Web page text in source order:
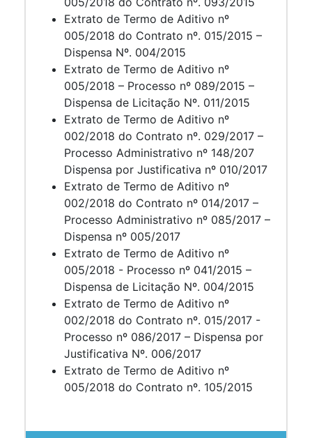
Extrato de Termo de Aditivo nº
005/2018 do Contrato nº. 015/2015 –
Dispensa Nº. 004/2015
Extrato de Termo de Aditivo nº
005/2018 – Processo nº 089/2015 –
Dispensa de Licitação Nº. 011/2015
Extrato de Termo de Aditivo nº
002/2018 do Contrato nº. 029/2017 –
Processo Administrativo nº 148/207
Dispensa por Justificativa nº 010/2017
Extrato de Termo de Aditivo nº
002/2018 do Contrato nº 014/2017 –
Processo Administrativo nº 085/2017 –
Dispensa nº 005/2017
Extrato de Termo de Aditivo nº
005/2018 - Processo nº 041/2015 –
Dispensa de Licitação Nº. 004/2015
Extrato de Termo de Aditivo nº
002/2018 do Contrato nº. 015/2017 -
Processo nº 086/2017 – Dispensa por
Justificativa Nº. 006/2017
Extrato de Termo de Aditivo nº
005/2018 do Contrato nº. 105/2015